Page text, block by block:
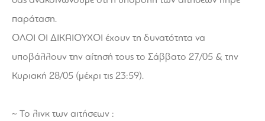
παράταση.
ΟΛΟΙ ΟΙ ΔΙΚΑΙΟΥΧΟΙ έχουν τη δυνατότητα να
υποβάλλουν την αίτησή τους το Σάββατο 27/05 & την
Κυριακή 28/05 (μέχρι τις 23:59).
~ Το λινκ των αιτήσεων :